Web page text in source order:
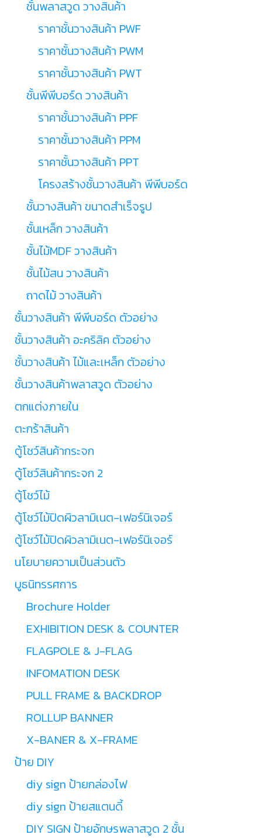
ชั้นพลาสวูด วางสินค้า
ราคาชั้นวางสินค้า PWF
ราคาชั้นวางสินค้า PWM
ราคาชั้นวางสินค้า PWT
ชั้นพีพีบอร์ด วางสินค้า
ราคาชั้นวางสินค้า PPF
ราคาชั้นวางสินค้า PPM
ราคาชั้นวางสินค้า PPT
โครงสร้างชั้นวางสินค้า พีพีบอร์ด
ชั้นวางสินค้า ขนาดสำเร็จรูป
ชั้นเหล็ก วางสินค้า
ชั้นไม้MDF วางสินค้า
ชั้นไม้สน วางสินค้า
ถาดไม้ วางสินค้า
ชั้นวางสินค้า พีพีบอร์ด ตัวอย่าง
ชั้นวางสินค้า อะคริลิค ตัวอย่าง
ชั้นวางสินค้า ไม้และเหล็ก ตัวอย่าง
ชั้นวางสินค้าพลาสวูด ตัวอย่าง
ตกแต่งภายใน
ตะกร้าสินค้า
ตู้โชว์สินค้ากระจก
ตู้โชว์สินค้ากระจก 2
ตู้โชว์ไม้
ตู้โชว์ไม้ปิดผิวลามิเนต-เฟอร์นิเจอร์
ตู้โชว์ไม้ปิดผิวลามิเนต-เฟอร์นิเจอร์
นโยบายความเป็นส่วนตัว
บูธนิทรรศการ
Brochure Holder
EXHIBITION DESK & COUNTER
FLAGPOLE & J-FLAG
INFOMATION DESK
PULL FRAME & BACKDROP
ROLLUP BANNER
X-BANER & X-FRAME
ป้าย DIY
diy sign ป้ายกล่องไฟ
diy sign ป้ายสแตนดี้
DIY SIGN ป้ายอักษรพลาสวูด 2 ชั้น